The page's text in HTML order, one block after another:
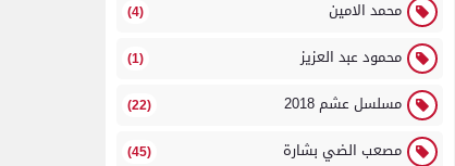
محمد الامين (4)
محمود عبد العزيز (1)
مسلسل عشم 2018 (22)
مصعب الضي بشارة (45)